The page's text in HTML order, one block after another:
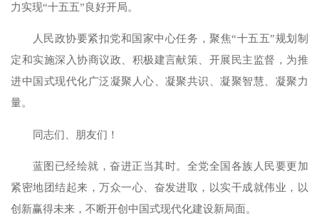
力实现“十五五”良好开局。
人民政协要紧扣党和国家中心任务，聚焦“十五五”规划制
定和实施深入协商议政、积极建言献策、开展民主监督，为推
进中国式现代化广泛凝聚人心、凝聚共识、凝聚智慧、凝聚力
量。
同志们、朋友们！
蓝图已经绘就，奋进正当其时。全党全国各族人民要更加
紧密地团结起来，万众一心、奋发进取，以实干成就伟业，以
创新赢得未来，不断开创中国式现代化建设新局面。